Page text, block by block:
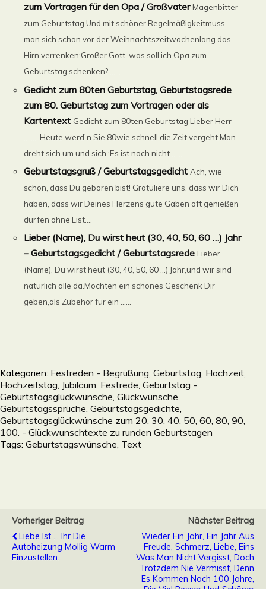
zum Vortragen für den Opa / Großvater Magenbitter
zum Geburtstag Und mit schöner Regelmäßigkeitmuss
man sich schon vor der Weihnachtszeitwochenlang das
Hirn verrenken:Großer Gott, was soll ich Opa zum
Geburtstag schenken? ......
Gedicht zum 80ten Geburtstag, Geburtstagsrede
zum 80. Geburtstag zum Vortragen oder als
Kartentext Gedicht zum 80ten Geburtstag Lieber Herr
…….. Heute werd`n Sie 80wie schnell die Zeit vergeht.Man
dreht sich um und sich :Es ist noch nicht ......
Geburtstagsgruß / Geburtstagsgedicht Ach, wie
schön, dass Du geboren bist! Gratuliere uns, dass wir Dich
haben, dass wir Deines Herzens gute Gaben oft genießen
dürfen ohne List....
Lieber (Name), Du wirst heut (30, 40, 50, 60 …) Jahr
– Geburtstagsgedicht / Geburtstagsrede Lieber
(Name), Du wirst heut (30, 40, 50, 60 …) Jahr,und wir sind
natürlich alle da.Möchten ein schönes Geschenk Dir
geben,als Zubehör für ein ......
Kategorien: Festreden - Begrüßung, Geburtstag, Hochzeit,
Hochzeitstag, Jubiläum, Festrede Geburtstag -
Geburtstagsglückwünsche, Glückwünsche,
Geburtstagssprüche, Geburtstagsgedichte
Geburtstagsglückwünsche zum 20, 30, 40, 50, 60, 80, 90,
100. - Glückwunschtexte zu runden Geburtstagen
Tags: Geburtstagswünsche Text
Vorheriger Beitrag
Liebe Ist ... Ihr Die
Autoheizung Mollig Warm
Einzustellen.
Nächster Beitrag
Wieder Ein Jahr, Ein Jahr Aus
Freude, Schmerz, Liebe, Eins
Was Man Nicht Vergisst, Doch
Trotzdem Nie Vermisst, Denn
Es Kommen Noch 100 Jahre,